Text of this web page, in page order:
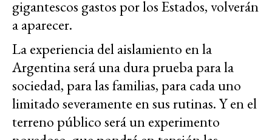
gigantescos gastos por los Estados, volverán
a aparecer.
La experiencia del aislamiento en la
Argentina será una dura prueba para la
sociedad, para las familias, para cada uno
limitado severamente en sus rutinas. Y en el
terreno público será un experimento